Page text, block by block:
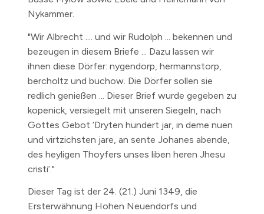
Nykammer.
"Wir Albrecht .... und wir Rudolph ... bekennen und
bezeugen in diesem Briefe ... Dazu lassen wir
ihnen diese Dörfer: nygendorp, hermannstorp,
bercholtz und buchow. Die Dörfer sollen sie
redlich genießen ... Dieser Brief wurde gegeben zu
kopenick, versiegelt mit unseren Siegeln, nach
Gottes Gebot ‘Dryten hundert jar, in deme nuen
und virtzichsten jare, an sente Johanes abende,
des heyligen Thoyfers unses liben heren Jhesu
cristi’."
Dieser Tag ist der 24. (21.) Juni 1349, die
Ersterwähnung Hohen Neuendorfs und